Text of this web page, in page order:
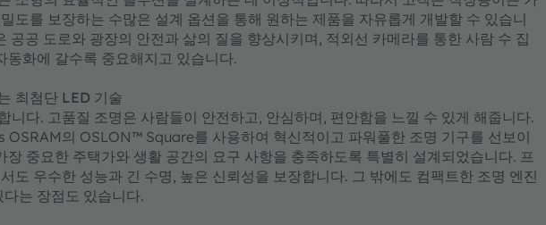
도를 보장하는 수많은 설계 옵션을 통해 원하는 제품을 자유롭게 개발할 수 있습니
공공 도로와 광장의 안전과 삶의 질을 향상시키며, 적외선 카메라를 통한 사람 수 집
동화에 갈수록 중요해지고 있습니다.
최첨단 LED 기술
니다. 고품질 조명은 사람들이 안전하고, 안심하며, 편안함을 느낄 수 있게 해줍니다.
의 OSLON™ Square를 사용하여 혁신적이고 파워풀한 조명 기구를 선보이
중요한 주택가와 생활 공간의 요구 사항을 충족하도록 특별히 설계되었습니다. 프
도 우수한 성능과 긴 수명, 높은 신뢰성을 보장합니다. 그 밖에도 컴팩트한 조명 엔진
는 장점도 있습니다.